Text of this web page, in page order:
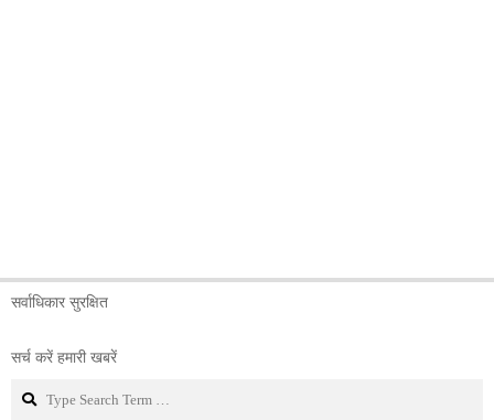
सर्वाधिकार सुरक्षित
सर्च करें हमारी खबरें